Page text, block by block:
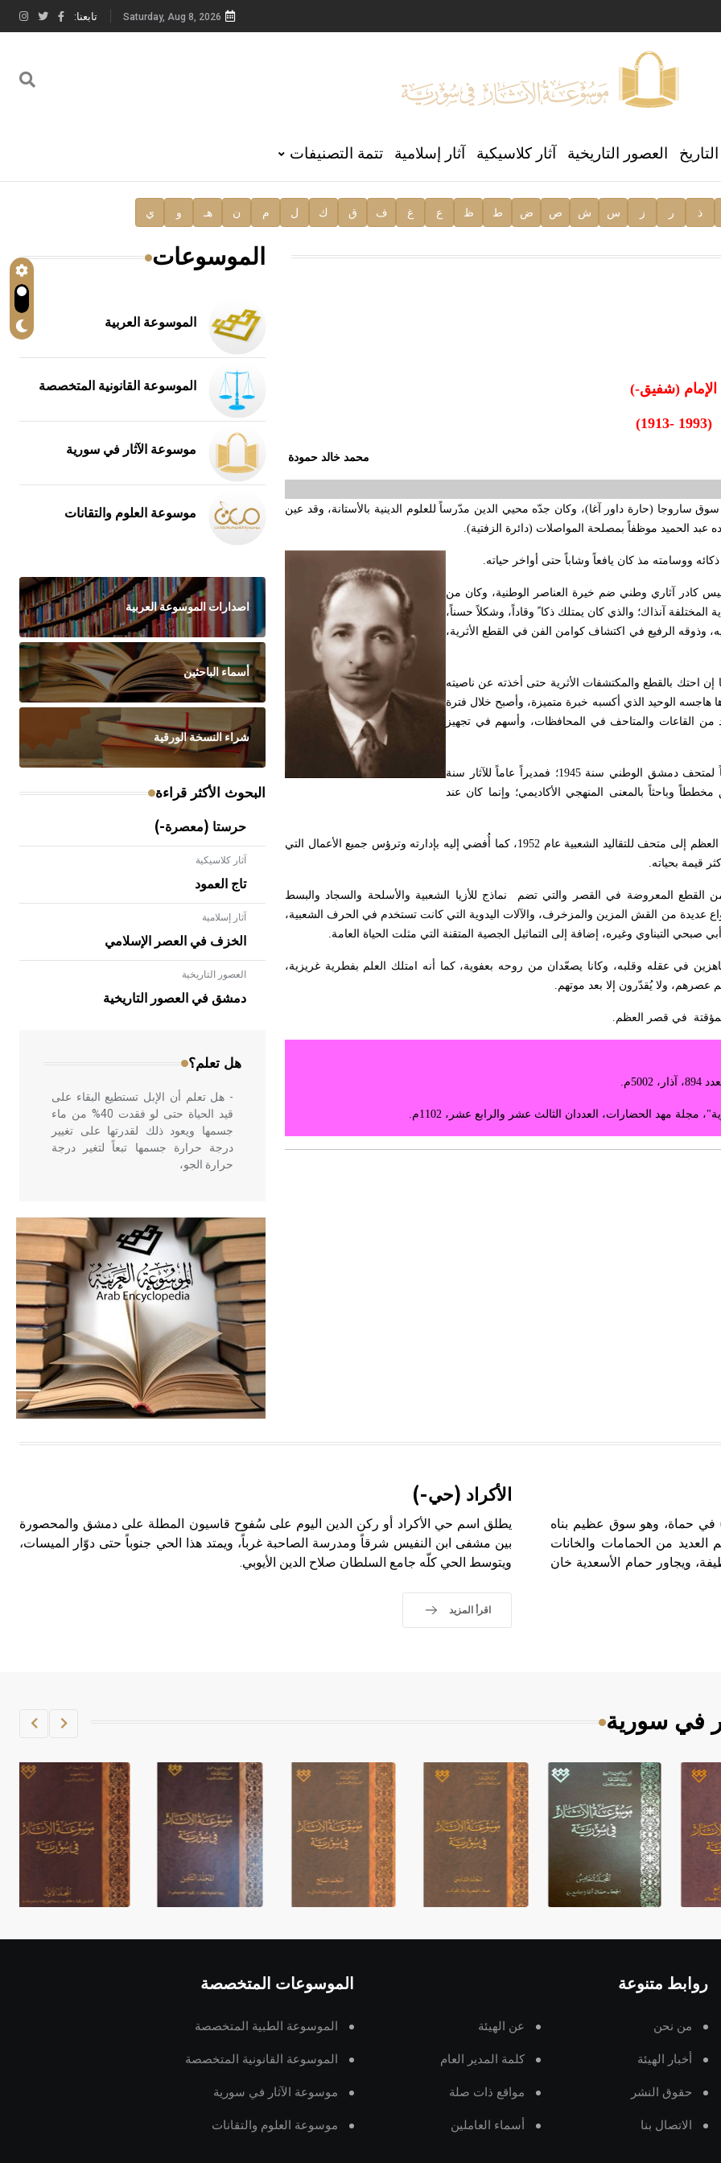
العالمي للغة العربية
Saturday, Aug 8, 2026 تابعنا:
العصور التاريخية آثار كلاسيكية آثار إسلامية تتمة التصنيفات
ذ ر ز س ش ص ض ط ظ ع غ ف ق ك ل م ن هـ و ي
الإمام (شفيق-)
(1913- 1993)
محمد خالد حمودة
(حارة داور آغا)، وكان جدّه محيي الدين مدّرساً للعلوم الدينية بالأستانة، وقد عين
عبد الحميد موظفاً بمصلحة المواصلات (دائرة الزفتية).
ووسامته مذ كان يافعاً وشاباً حتى أواخر حياته.
جعفر الحسني الجزائري إبان تسلمه إدارة الآثار سنة 1935 بتأسيس كادر آثاري وطني ضم خيرة العناصر الوطنية، وكان من
المختلفة آنذاك؛ والذي كان يمتلك ذكا ً وقاداً، وشكلاً حسناً،
وذوقه الرفيع في اكتشاف كوامن الفن في القطع الأثرية،
وطبيعة خاصتين، وما إن احتك بالقطع والمكتشفات الأثرية حتى أخذته عن ناصيته
هاجسه الوحيد الذي أكسبه خبرة متميزة، وأصبح خلال فترة
من القاعات والمتاحف في المحافظات، وأسهم في تجهيز
جمعته المدرسة الآثارية الوطنية بسليم عادل عبد الحق الذي عُيِّن محافظاً لمتحف دمشق الوطني سنة 1945؛ فمديراً عاماً للآثار سنة
وباحثاً بالمعنى المنهجي الأكاديمي؛ وإنما كان عند
كُلِّف الإشراف على أعمال الترميم التي تقررت عند البد بتحويل مبنى قصر العظم إلى متحف للتقاليد الشعبية عام 1952، كما أُفضي إليه بإدارته وترؤس جميع الأعمال التي
قيمة بحياته.
في13/9/1954 بعد جهود مضنية بذلها الإمام إذ جمع 57% من القطع المعروضة في القصر والتي تضم نماذج للأزيا الشعبية والأسلحة والسجاد والبسط
عديدة من القش المزين والمزخرف، والآلات اليدوية التي كانت تستخدم في الحرف الشعبية،
صبحي التيناوي وغيره، إضافة إلى التماثيل الجصية المتقنة التي مثلت الحياة العامة.
في عقله وقلبه، وكانا يصعّدان من روحه بعفوية، كما أنه امتلك العلم بفطرية غريزية،
عصرهم، ولا يُقدّرون إلا بعد موتهم.
.
.
مجلة مهد الحضارات، العددان الثالث عشر والرابع عشر، 1102م .
الموسوعات
الموسوعة العربية
الموسوعة القانونية المتخصصة
موسوعة الآثار في سورية
موسوعة العلوم والتقانات
اصدارات الموسوعة العربية
أسماء الباحثين
شراء النسخة الورقية
البحوث الأكثر قراءة
حرستا (معصرة-)
آثار كلاسيكية
تاج العمود
آثار إسلامية
الخزف في العصر الإسلامي
العصور التاريخية
دمشق في العصور التاريخية
هل تعلم؟
- هل تعلم أن الأبلق نوع من الفنون
الهندسية التي ارتبطت بالعمارة الإسلامية
في بلاد الشام ومصر خاصة، حيث يحرص
- هل تعلم أن الإبل تستطيع البقاء على
قيد الحياة حتى لو فقدت 40% من ماء
جسمها ويعود ذلك لقدرتها على تغيير
درجة حرارة جسمها تبعاً لتغير درجة
حرارة الجو،
- هل تعلم أن أبقراط كتب في الطب
أربعة مؤلفات هي: الحكم، الأدلة، تنظيم
التغذية، ورسالته في جروح الرأس.
ويعود له الفضل بأنه حرر الطب من
الدين والفلسفة.
- هل تعلم أن المرجان إفراز حيواني
يتكون في البحر ويتركب من مادة
كربونات الكلسيوم، وهو أحمر أو شديد
الحمرة وهو أجود أنواعه، ويمتاز بكبر
الحجم ويسمى الش
الإنكليزية أب
/22/ علامة كتابية sign تكتب منفصلة
حماة، وهو سوق عظيم بناه
من الحمامات والخانات
ويجاور حمام الأسعدية خان
الأكراد (حي-)
يطلق اسم حي الأكراد أو ركن الدين اليوم على سُفوح قاسيون المطلة على دمشق والمحصورة
بين مشفى ابن النفيس شرقاً ومدرسة الصاحبة غرباً، ويمتد هذا الحي جنوباً حتى دوّار الميسات،
ويتوسط الحي كلّه جامع السلطان صلاح الدين الأيوبي.
اقرأ المزيد
في سورية
روابط متنوعة
من نحن عن الهيئة
أخبار الهيئة كلمة المدير العام
حقوق النشر مواقع ذات صلة
الاتصال بنا أسماء العاملين
الموسوعات المتخصصة
الموسوعة الطبية المتخصصة
الموسوعة القانونية المتخصصة
موسوعة الآثار في سورية
موسوعة العلوم والتقانات